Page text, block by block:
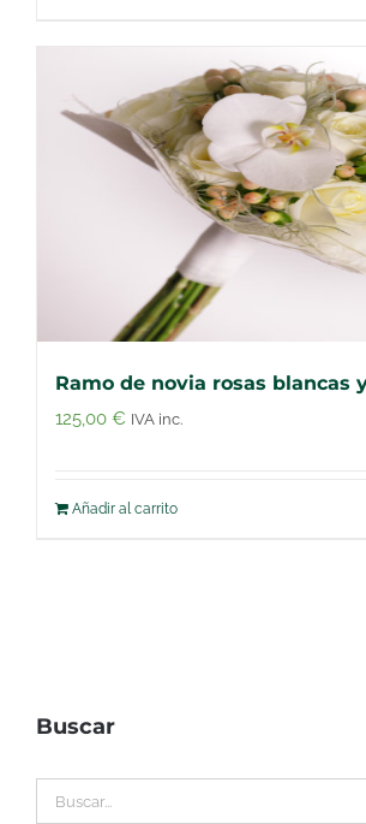
Ramo de novia rosas blancas
125,00 € IVA inc.
Añadir al carrito
Buscar